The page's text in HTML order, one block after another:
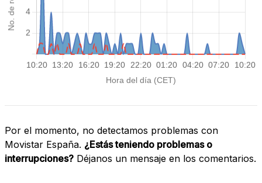
Por el momento, no detectamos problemas con
Movistar España. ¿Estás teniendo problemas o
interrupciones? Déjanos un mensaje en los comentarios.